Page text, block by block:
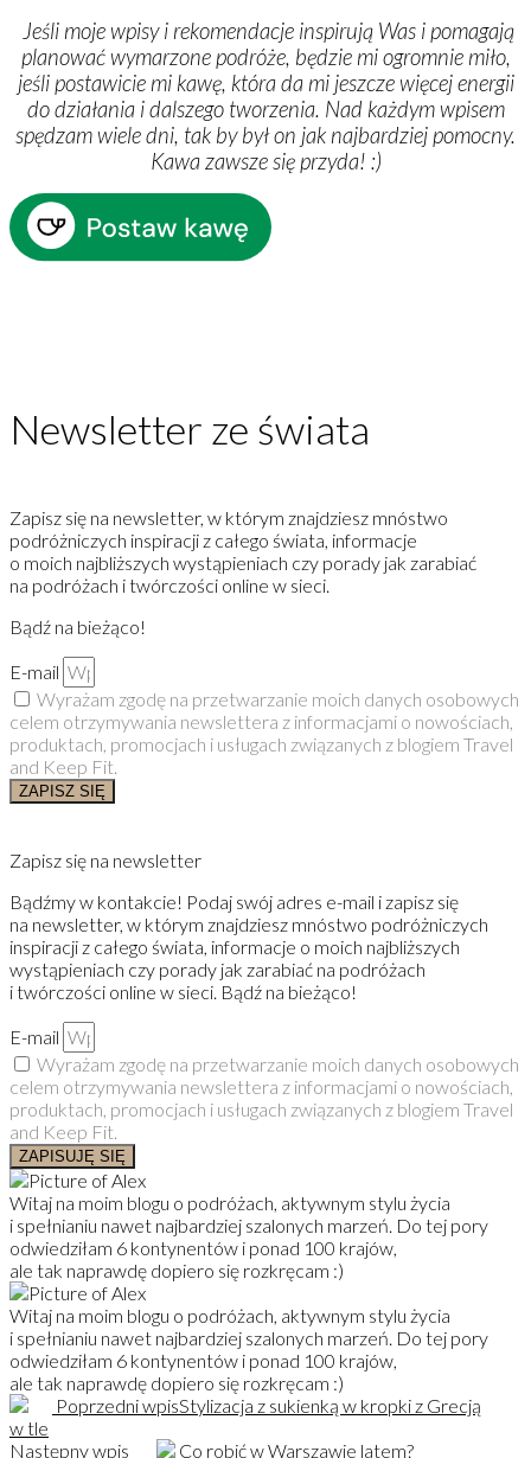
Jeśli moje wpisy i rekomendacje inspirują Was i pomagają
planować wymarzone podróże, będzie mi ogromnie miło,
jeśli postawicie mi kawę, która da mi jeszcze więcej energii
do działania i dalszego tworzenia. Nad każdym wpisem
spędzam wiele dni, tak by był on jak najbardziej pomocny.
Kawa zawsze się przyda! :)
Newsletter ze świata
Zapisz się na newsletter, w którym znajdziesz mnóstwo
podróżniczych inspiracji z całego świata, informacje
o moich najbliższych wystąpieniach czy porady jak zarabiać
na podróżach i twórczości online w sieci.
Bądź na bieżąco!
E-mail
Wyrażam zgodę na przetwarzanie moich danych osobowych
celem otrzymywania newslettera z informacjami o nowościach,
produktach, promocjach i usługach związanych z blogiem Travel
and Keep Fit.
ZAPISZ SIĘ
Zapisz się na newsletter
Bądźmy w kontakcie! Podaj swój adres e-mail i zapisz się
na newsletter, w którym znajdziesz mnóstwo podróżniczych
inspiracji z całego świata, informacje o moich najbliższych
wystąpieniach czy porady jak zarabiać na podróżach
i twórczości online w sieci. Bądź na bieżąco!
E-mail
Wyrażam zgodę na przetwarzanie moich danych osobowych
celem otrzymywania newslettera z informacjami o nowościach,
produktach, promocjach i usługach związanych z blogiem Travel
and Keep Fit.
ZAPISUJĘ SIĘ
Witaj na moim blogu o podróżach, aktywnym stylu życia
i spełnianiu nawet najbardziej szalonych marzeń. Do tej pory
odwiedziłam 6 kontynentów i ponad 100 krajów,
ale tak naprawdę dopiero się rozkręcam :)
Witaj na moim blogu o podróżach, aktywnym stylu życia
i spełnianiu nawet najbardziej szalonych marzeń. Do tej pory
odwiedziłam 6 kontynentów i ponad 100 krajów,
ale tak naprawdę dopiero się rozkręcam :)
Poprzedni wpisStylizacja z sukienką w kropki z Grecją
w tle
Następny wpis
Co robić w Warszawie latem?